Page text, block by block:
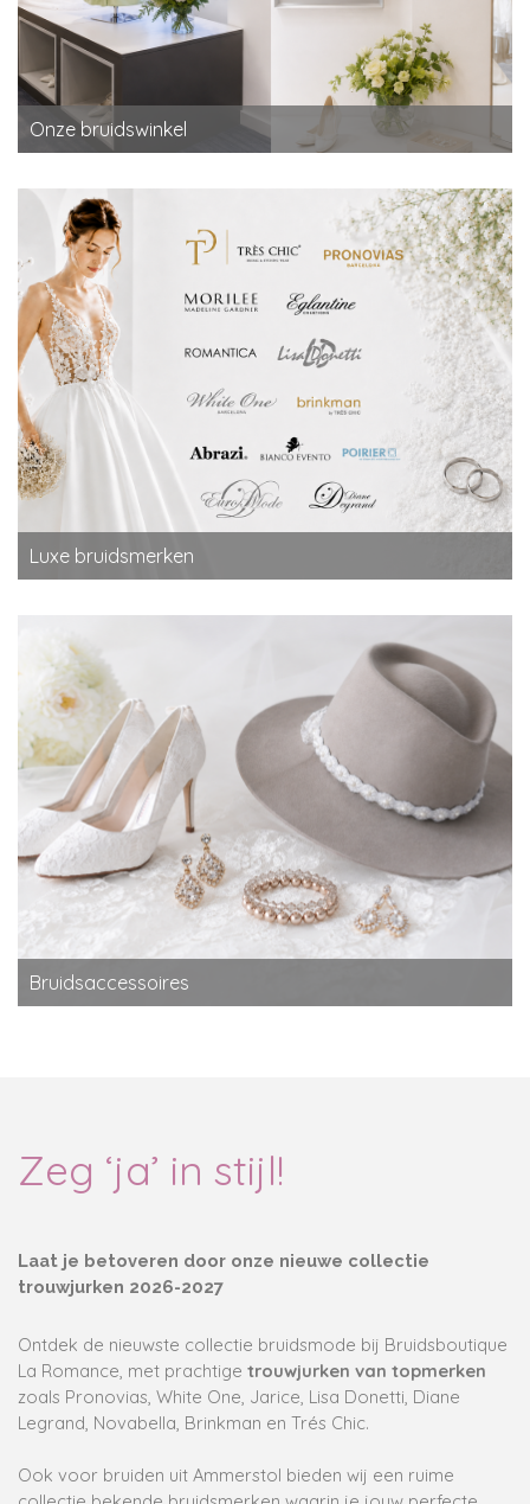
Onze bruidswinkel
Luxe bruidsmerken
Bruidsaccessoires
Zeg ‘ja’ in stijl!
Laat je betoveren door onze nieuwe collectie
trouwjurken 2026-2027
Ontdek de nieuwste collectie bruidsmode bij Bruidsboutique
La Romance, met prachtige trouwjurken van topmerken
zoals Pronovias, White One, Jarice, Lisa Donetti, Diane
Legrand, Novabella, Brinkman en Trés Chic.
Ook voor bruiden uit Ammerstol bieden wij een ruime